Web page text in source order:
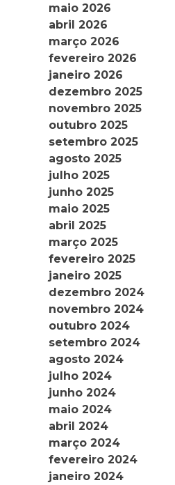
maio 2026
abril 2026
março 2026
fevereiro 2026
janeiro 2026
dezembro 2025
novembro 2025
outubro 2025
setembro 2025
agosto 2025
julho 2025
junho 2025
maio 2025
abril 2025
março 2025
fevereiro 2025
janeiro 2025
dezembro 2024
novembro 2024
outubro 2024
setembro 2024
agosto 2024
julho 2024
junho 2024
maio 2024
abril 2024
março 2024
fevereiro 2024
janeiro 2024